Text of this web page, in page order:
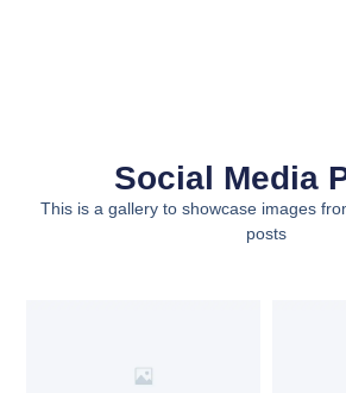
Social Media
This is a gallery to showcase images
posts